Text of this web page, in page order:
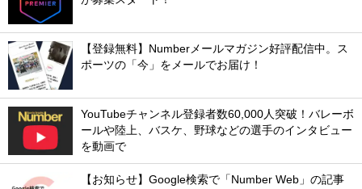
【登録無料】Numberメールマガジン好評配信中。ス
ポーツの「今」をメールでお届け！
YouTubeチャンネル登録者数60,000人突破！バレーボ
ールや陸上、バスケ、野球などの選手のインタビュー
を動画で
【お知らせ】Google検索で「Number Web」の記事